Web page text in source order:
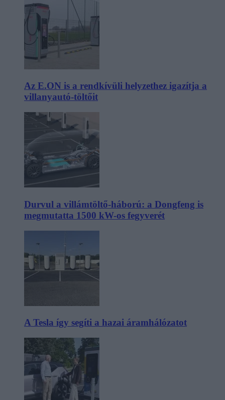
Az E.ON is a rendkívüli helyzethez igazítja a
villanyautó-töltőit
Durvul a villámtöltő-háború: a Dongfeng is
megmutatta 1500 kW-os fegyverét
A Tesla így segíti a hazai áramhálózatot